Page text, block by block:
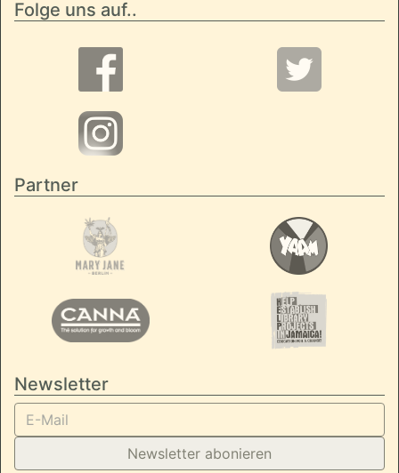
Folge uns auf..
Partner
Newsletter
Newsletter abonieren